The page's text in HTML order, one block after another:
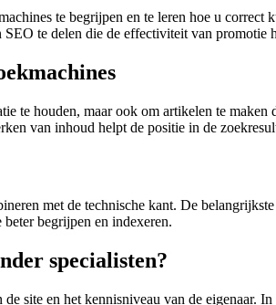
te begrijpen en te leren hoe u correct
te delen die de effectiviteit van promotie
te houden, maar ook om artikelen te maken
van inhoud helpt de positie in de
met de technische kant. De
begrijpen en indexeren.
specialisten?
site en het kennisniveau van de eigenaar.